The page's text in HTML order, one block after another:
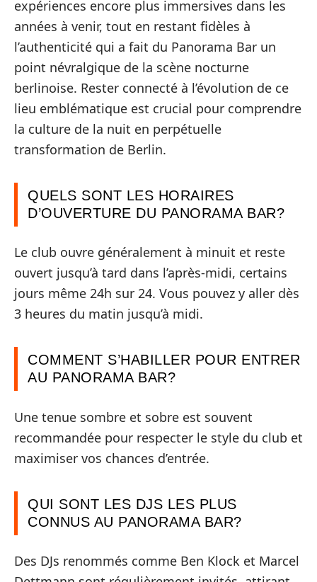
expériences encore plus immersives dans les
années à venir, tout en restant fidèles à
l’authenticité qui a fait du Panorama Bar un
point névralgique de la scène nocturne
berlinoise. Rester connecté à l’évolution de ce
lieu emblématique est crucial pour comprendre
la culture de la nuit en perpétuelle
transformation de Berlin.
QUELS SONT LES HORAIRES
D’OUVERTURE DU PANORAMA BAR?
Le club ouvre généralement à minuit et reste
ouvert jusqu’à tard dans l’après-midi, certains
jours même 24h sur 24. Vous pouvez y aller dès
3 heures du matin jusqu’à midi.
COMMENT S’HABILLER POUR ENTRER
AU PANORAMA BAR?
Une tenue sombre et sobre est souvent
recommandée pour respecter le style du club et
maximiser vos chances d’entrée.
QUI SONT LES DJS LES PLUS
CONNUS AU PANORAMA BAR?
Des DJs renommés comme Ben Klock et Marcel